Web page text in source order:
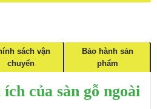
sách vận
chuyển
Bảo hành sản
phẩm
của sàn gỗ ngoài